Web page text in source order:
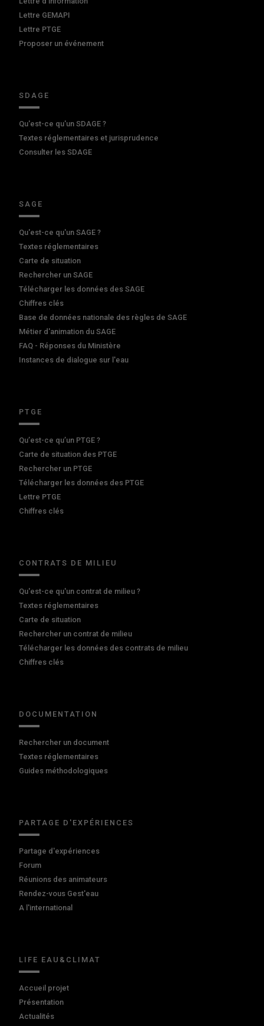
Lettre GEMAPI
Lettre PTGE
Proposer un événement
SDAGE
Qu'est-ce qu'un SDAGE ?
Textes réglementaires et jurisprudence
Consulter les SDAGE
SAGE
Qu'est-ce qu'un SAGE ?
Textes réglementaires
Carte de situation
Rechercher un SAGE
Télécharger les données des SAGE
Chiffres clés
Base de données nationale des règles de SAGE
Métier d'animation du SAGE
FAQ - Réponses du Ministère
Instances de dialogue sur l'eau
PTGE
Qu’est-ce qu’un PTGE ?
Carte de situation des PTGE
Rechercher un PTGE
Télécharger les données des PTGE
Lettre PTGE
Chiffres clés
CONTRATS DE MILIEU
Qu'est-ce qu'un contrat de milieu ?
Textes réglementaires
Carte de situation
Rechercher un contrat de milieu
Télécharger les données des contrats de milieu
Chiffres clés
DOCUMENTATION
Rechercher un document
Textes réglementaires
Guides méthodologiques
PARTAGE D'EXPÉRIENCES
Partage d'expériences
Forum
Réunions des animateurs
Rendez-vous Gest'eau
A l'international
LIFE EAU&CLIMAT
Accueil projet
Présentation
Actualités